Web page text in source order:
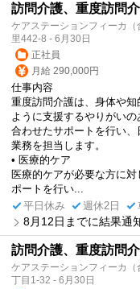
訪問介護、重度訪問
ケアステーションフィーカ
里442-8 - 6月30日
正社員
月給 290,000円
仕事内容
重度訪問介護は、身体や
ように支援するやりがい
合わせたサポートを行い
業務を担当します。
• 医療的ケア
医療的ケアが必要な方に
ポートを行い...
平日休み
週休2日
8月12日までに結果通
訪問介護、重度訪問
ケアステーションフィーカ
丁目1-32 - 6月30日